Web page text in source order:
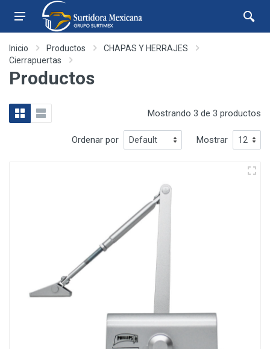
Inicio Productos
CHAPAS Y HERRAJES
Cierrapuertas
Productos
Mostrando 3 de 3 productos
Ordenar por Mostrar